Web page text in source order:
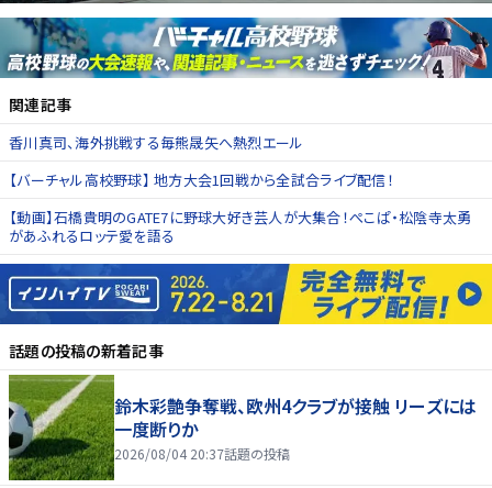
関連記事
香川真司、海外挑戦する毎熊晟矢へ熱烈エール
【バーチャル高校野球】 地方大会1回戦から全試合ライブ配信！
【動画】石橋貴明のGATE7に野球大好き芸人が大集合！ぺこぱ・松陰寺太勇
があふれるロッテ愛を語る
話題の投稿の新着記事
鈴木彩艶争奪戦、欧州4クラブが接触 リーズには
一度断りか
2026/08/04 20:37話題の投稿